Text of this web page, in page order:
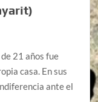
21 años fue
casa. En sus
ante el